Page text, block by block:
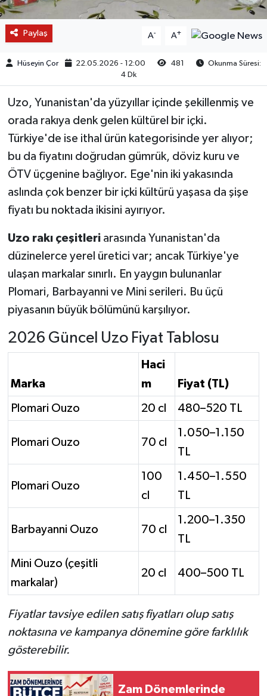
Paylaş A- A+
Hüseyin Çor 22.05.2026 - 12:00 481
Okunma Süresi:
4 Dk
Uzo, Yunanistan'da yüzyıllar içinde şekillenmiş ve
orada rakıya denk gelen kültürel bir içki.
Türkiye'de ise ithal ürün kategorisinde yer alıyor;
bu da fiyatını doğrudan gümrük, döviz kuru ve
ÖTV üçgenine bağlıyor. Ege'nin iki yakasında
aslında çok benzer bir içki kültürü yaşasa da şişe
fiyatı bu noktada ikisini ayırıyor.
Uzo rakı çeşitleriarasında Yunanistan'da
düzinelerce yerel üretici var; ancak Türkiye'ye
ulaşan markalar sınırlı. En yaygın bulunanlar
Plomari, Barbayanni ve Mini serileri. Bu üçü
piyasanın büyük bölümünü karşılıyor.
2026 Güncel Uzo Fiyat Tablosu
Marka
Haci
m
Fiyat (TL)
Plomari Ouzo 20 cl 480–520 TL
Plomari Ouzo 70 cl
1.050–1.150
TL
Plomari Ouzo
100
cl
1.450–1.550
TL
Barbayanni Ouzo 70 cl
1.200–1.350
TL
Mini Ouzo (çeşitli
markalar)
20 cl 400–500 TL
Fiyatlar tavsiye edilen satış fiyatları olup satış
noktasına ve kampanya dönemine göre farklılık
gösterebilir.
Zam Dönemlerinde